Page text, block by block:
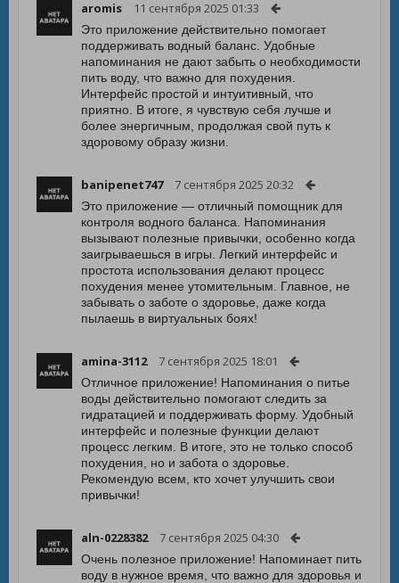
aromis 11 сентября 2025 01:33
Это приложение действительно помогает
поддерживать водный баланс. Удобные
напоминания не дают забыть о необходимости
пить воду, что важно для похудения.
Интерфейс простой и интуитивный, что
приятно. В итоге, я чувствую себя лучше и
более энергичным, продолжая свой путь к
здоровому образу жизни.
banipenet747 7 сентября 2025 20:32
Это приложение — отличный помощник для
контроля водного баланса. Напоминания
вызывают полезные привычки, особенно когда
заигрываешься в игры. Легкий интерфейс и
простота использования делают процесс
похудения менее утомительным. Главное, не
забывать о заботе о здоровье, даже когда
пылаешь в виртуальных боях!
amina-3112 7 сентября 2025 18:01
Отличное приложение! Напоминания о питье
воды действительно помогают следить за
гидратацией и поддерживать форму. Удобный
интерфейс и полезные функции делают
процесс легким. В итоге, это не только способ
похудения, но и забота о здоровье.
Рекомендую всем, кто хочет улучшить свои
привычки!
aln-0228382 7 сентября 2025 04:30
Очень полезное приложение! Напоминает пить
воду в нужное время, что важно для здоровья и